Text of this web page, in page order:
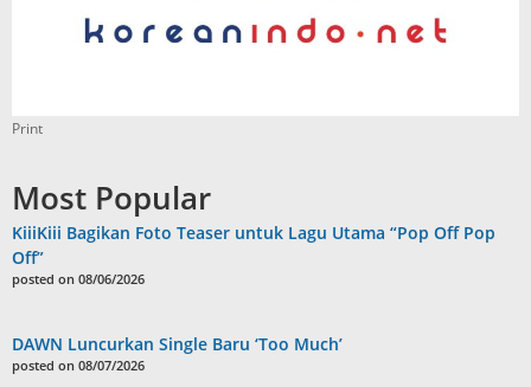
Print
Most Popular
KiiiKiii Bagikan Foto Teaser untuk Lagu Utama “Pop Off Pop
Off”
posted on 08/06/2026
DAWN Luncurkan Single Baru ‘Too Much’
posted on 08/07/2026